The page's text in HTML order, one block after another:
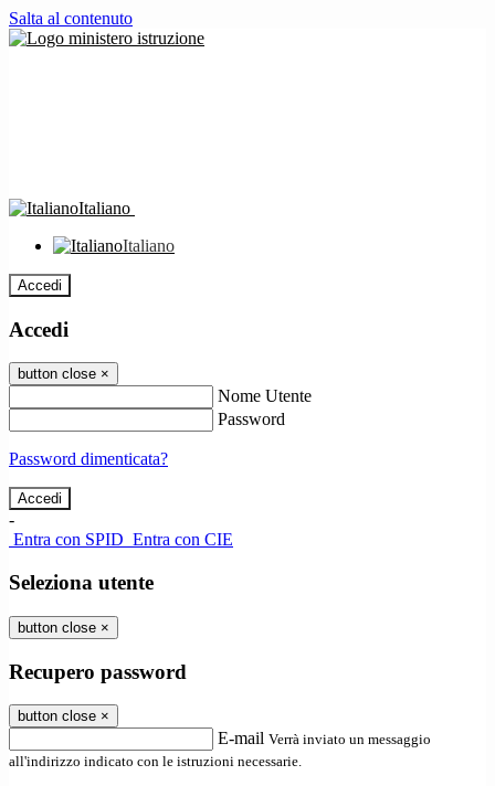
Salta al contenuto
Italiano
Italiano
Accedi
Accedi
button close ×
Nome Utente
Password
Password dimenticata?
-
Entra con SPID Entra con CIE
Seleziona utente
button close ×
Recupero password
button close ×
E-mail Verrà inviato un messaggio
all'indirizzo indicato con le istruzioni necessarie.